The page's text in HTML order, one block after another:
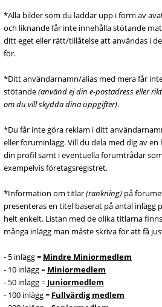
*Alla bilder som du laddar upp i form av
och liknande får inte innehålla stötande
ditt eget eller rätt/tillåtelse att användas i
för.
*Ditt användarnamn/alias med mera får
stötande(använd ej din e-postadress eller
om du vill skydda dina uppgifter).
*Du får inte göra reklam i ditt
eller foruminlägg. Vill du dela med dig av
din profil samt i eventuella forumtrådar
exempelvis företagsregistret.
*Information om titlar(rankning) på
presenteras en titel baserat på antal inlägg
helt enkelt. Listan med de olika titlarna
många inlägg man måste skriva för att få
- 5 inlägg = Mindre Miniormedlem
- 10 inlägg = Miniormedlem
- 50 inlägg = Juniormedlem
- 100 inlägg = Fullvärdig medlem